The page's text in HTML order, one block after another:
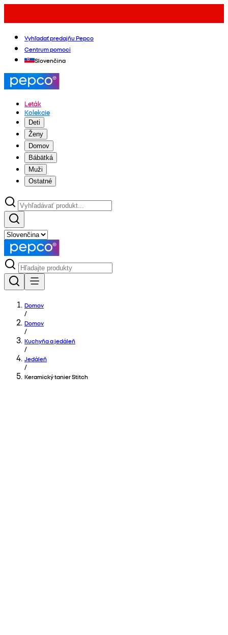
Vyhľadať predajňu Pepco
Centrum pomoci
Slovenčina
Leták
Kolekcie
Deti
Ženy
Domov
Bábätká
Muži
Ostatné
Domov
/
Domov
/
Kuchyňa a jedáleň
/
Jedáleň
/
Keramický tanier Stitch